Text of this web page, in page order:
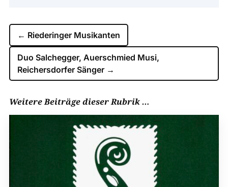
← Riederinger Musikanten
Duo Salchegger, Auerschmied Musi,
Reichersdorfer Sänger→
Weitere Beiträge dieser Rubrik …